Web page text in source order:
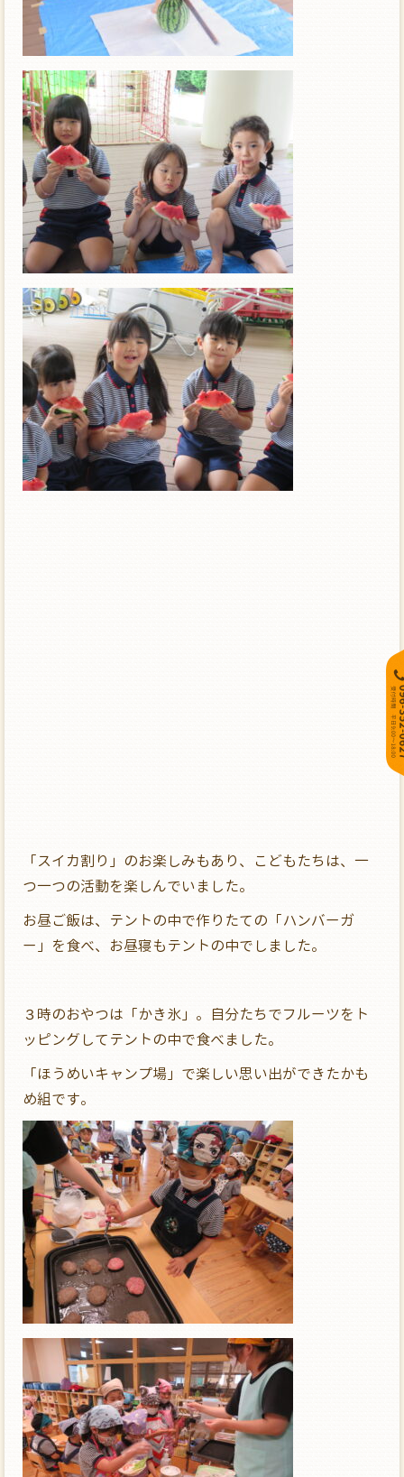
「スイカ割り」のお楽しみもあり、こどもたちは、一
つ一つの活動を楽しんでいました。
お昼ご飯は、テントの中で作りたての「ハンバーガ
ー」を食べ、お昼寝もテントの中でしました。
３時のおやつは「かき氷」。自分たちでフルーツをト
ッピングしてテントの中で食べました。
「ほうめいキャンプ場」で楽しい思い出ができたかも
め組です。